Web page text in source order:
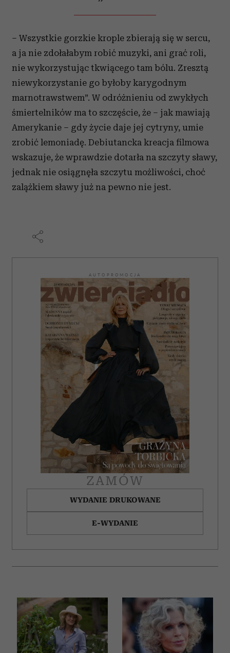
– Wszystkie gorzkie krople zbierają się w sercu,
a ja nie zdołałabym robić muzyki, ani grać roli,
nie wykorzystując tkwiącego tam bólu. Zresztą
niewykorzystanie go byłoby karygodnym
marnotrawstwem”. W odróżnieniu od zwykłych
śmiertelników ma to szczęście, że – jak mawiają
Amerykanie – gdy życie daje jej cytryny, umie
zrobić lemoniadę. Debiutancka kreacja filmowa
wskazuje, że wprawdzie dotarła na szczyty sławy,
jednak nie osiągnęła szczytu możliwości, choć
zalążkiem sławy już na pewno nie jest.
AUTOPROMOCJA
ZAMÓW
WYDANIE DRUKOWANE
E-WYDANIE